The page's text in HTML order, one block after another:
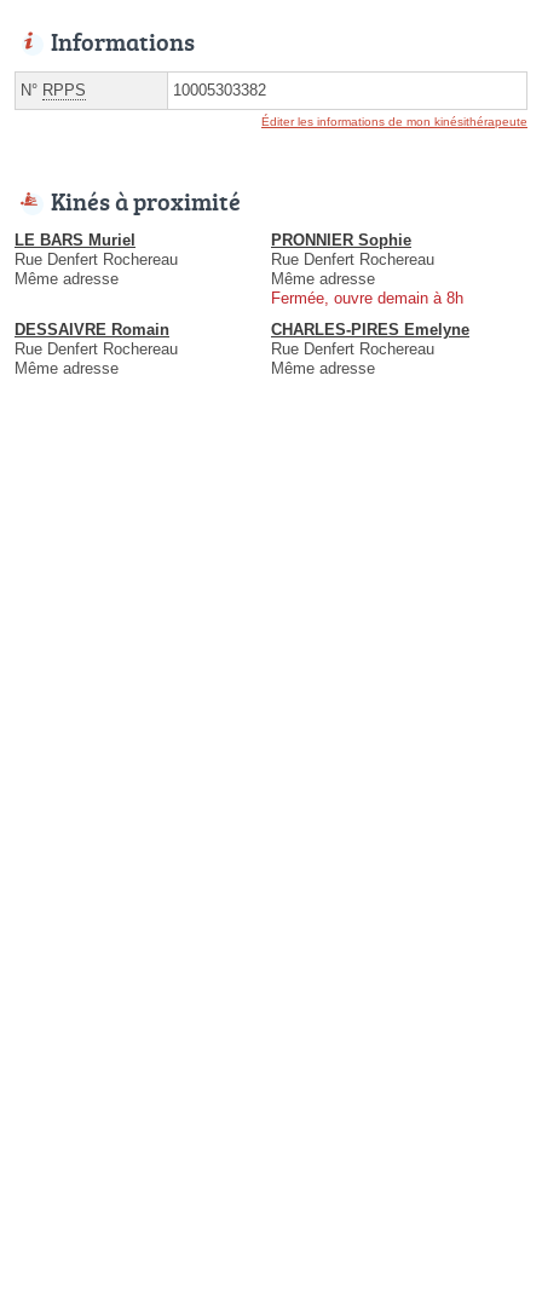
Informations
N° RPPS 10005303382
Éditer les informations de mon kinésithérapeute
Kinés à proximité
LE BARS Muriel
Rue Denfert Rochereau
Même adresse
PRONNIER Sophie
Rue Denfert Rochereau
Même adresse
Fermée, ouvre demain à 8h
DESSAIVRE Romain
Rue Denfert Rochereau
Même adresse
CHARLES-PIRES Emelyne
Rue Denfert Rochereau
Même adresse